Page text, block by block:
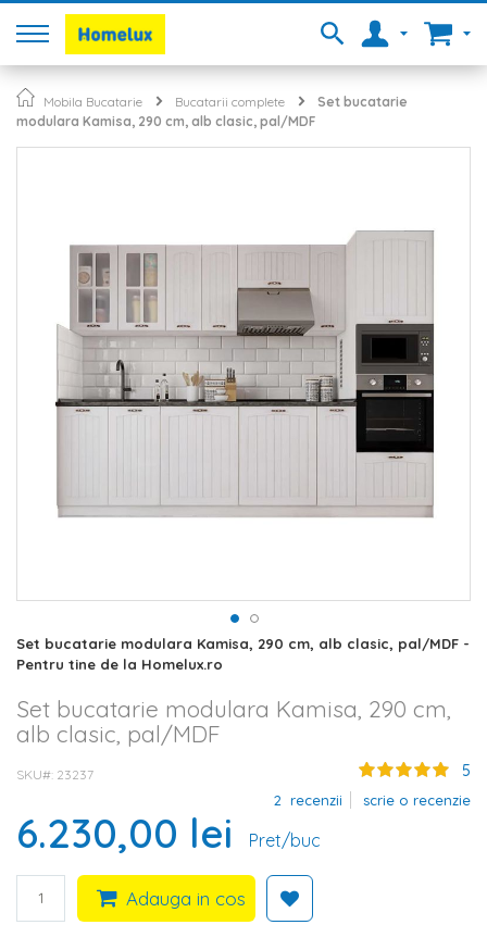
Mobila Bucatarie Bucatarii complete
Set bucatarie
modulara Kamisa, 290 cm, alb clasic, pal/MDF
Skip
to
beginning
of
the
gallery
Set bucatarie modulara Kamisa, 290 cm, alb clasic, pal/MDF -
Pentru tine de la Homelux.ro
Set bucatarie modulara Kamisa, 290 cm,
alb clasic, pal/MDF
5
2 recenzii scrie o recenzie
SKU# 23237
6.230,00 lei Pret/buc
Adauga in cos